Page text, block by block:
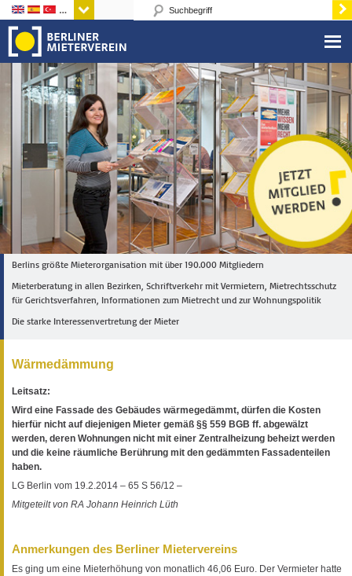
Sprachen
Berlins größte Mieterorganisation mit über 190.000 Mitgliedern
Mieterberatung in allen Bezirken, Schriftverkehr mit Vermietern, Mietrechtsschutz
für Gerichtsverfahren, Informationen zum Mietrecht und zur Wohnungspolitik
Die starke Interessenvertretung der Mieter
Wärmedämmung
Leitsatz:
Wird eine Fassade des Gebäudes wärmegedämmt, dürfen die Kosten
hierfür nicht auf diejenigen Mieter gemäß §§ 559 BGB ff. abgewälzt
werden, deren Wohnungen nicht mit einer Zentralheizung beheizt werden
und die keine räumliche Berührung mit den gedämmten Fassadenteilen
haben.
LG Berlin vom 19.2.2014 – 65 S 56/12 –
Mitgeteilt von RA Johann Heinrich Lüth
Anmerkungen des Berliner Mietervereins
Es ging um eine Mieterhöhung von monatlich 46,06 Euro. Der Vermieter hatte